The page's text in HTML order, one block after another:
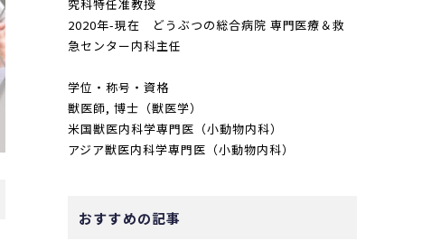
究科特任准教授
2020年-現在 どうぶつの総合病院 専門医療＆救
急センター内科主任
学位・称号・資格
獣医師, 博士（獣医学）
米国獣医内科学専門医（小動物内科）
アジア獣医内科学専門医（小動物内科）
おすすめの記事